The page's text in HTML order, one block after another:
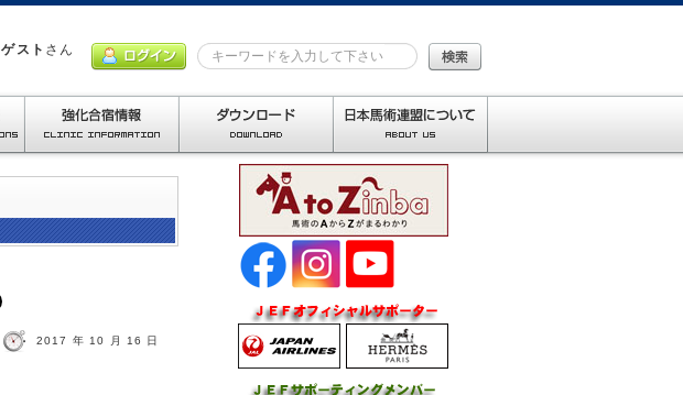
ゲスト さん
2017 年 10 月 16 日